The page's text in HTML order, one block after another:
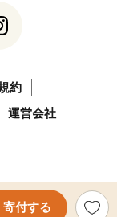
寄付する
約
運営会社